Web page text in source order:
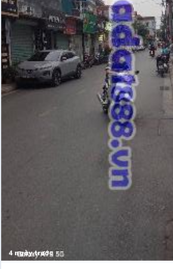
4 ngày trước